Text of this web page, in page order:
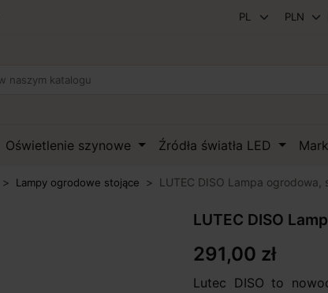
Oświetlenie szynowe Źródła światła LED
Lampy ogrodowe stojące LUTEC DISO Lampa ogrodowa,
LUTEC DISO
291,00 zł
Lutec DISO to